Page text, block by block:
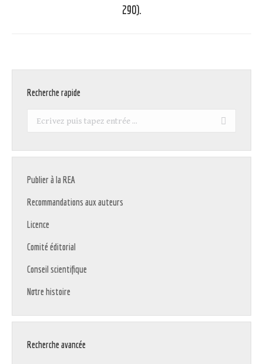
:
290).
Recherche rapide
Recherche
Publier à la REA
Recommandations aux auteurs
Licence
Comité éditorial
Conseil scientifique
Notre histoire
Recherche avancée